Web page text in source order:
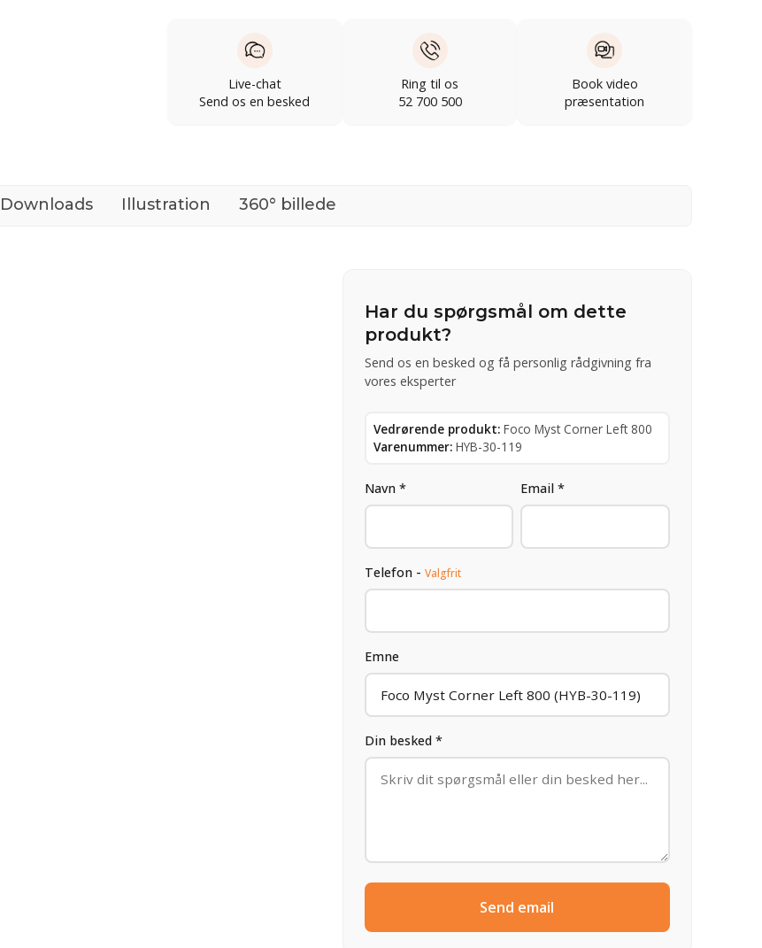
Live-chat
Send os en besked
Ring til os
52 700 500
Book video
præsentation
Downloads Illustration 360° billede
Har du spørgsmål om dette
produkt?
Send os en besked og få personlig rådgivning fra
vores eksperter
Vedrørende produkt: Foco Myst Corner Left 800
Varenummer: HYB-30-119
Navn * Email *
Telefon - Valgfrit
Emne
Din besked *
Send email